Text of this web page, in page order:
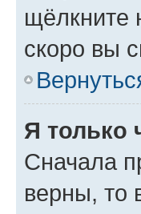
щёлкните
скоро вы
Я только
Сначала
верны, то